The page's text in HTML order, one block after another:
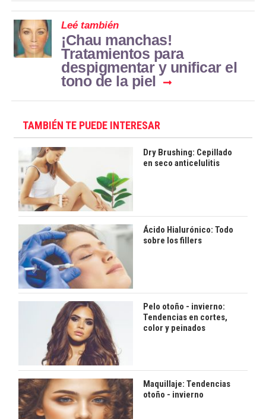
Leé también
¡Chau manchas!
Tratamientos para
despigmentar y unificar el
tono de la piel
TAMBIÉN TE PUEDE INTERESAR
Dry Brushing: Cepillado
en seco anticelulitis
Ácido Hialurónico: Todo
sobre los fillers
Pelo otoño - invierno:
Tendencias en cortes,
color y peinados
Maquillaje: Tendencias
otoño - invierno